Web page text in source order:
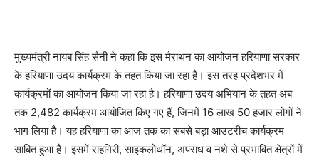
मुख्यमंत्री नायब सिंह सैनी ने कहा कि इस मैराथन का आयोजन हरियाणा सरकार
के हरियाणा उदय कार्यक्रम के तहत किया जा रहा है। इस तरह प्रदेशभर में
कार्यक्रमों का आयोजन किया जा रहा है। हरियाणा उदय अभियान के तहत अब
तक 2,482 कार्यक्रम आयोजित किए गए हैं, जिनमें 16 लाख 50 हजार लोगों ने
भाग लिया है। यह हरियाणा का आज तक का सबसे बड़ा आउटरीच कार्यक्रम
साबित हुआ है। इसमें राहगिरी, साइकलोथॉन, अपराध व नशे से प्रभावित क्षेत्रों में